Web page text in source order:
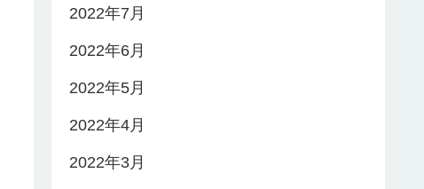
2022年7月
2022年6月
2022年5月
2022年4月
2022年3月